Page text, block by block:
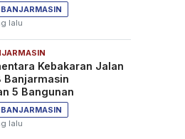
BANJARMASIN
lalu
Kebakaran Jalan
Banjarmasin
5 Bangunan
BANJARMASIN
lalu